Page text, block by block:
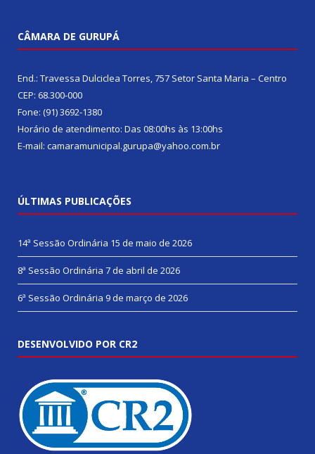
CÂMARA DE GURUPÁ
End.: Travessa Dulciclea Torres, 757 Setor Santa Maria – Centro
CEP: 68.300-000
Fone: (91) 3692-1380
Horário de atendimento: Das 08:00hs às 13:00hs
E-mail: camaramunicipal.gurupa@yahoo.com.br
ÚLTIMAS PUBLICAÇÕES
14ª Sessão Ordinária 15 de maio de 2026
8ª Sessão Ordinária 7 de abril de 2026
6ª Sessão Ordinária 9 de março de 2026
DESENVOLVIDO POR CR2